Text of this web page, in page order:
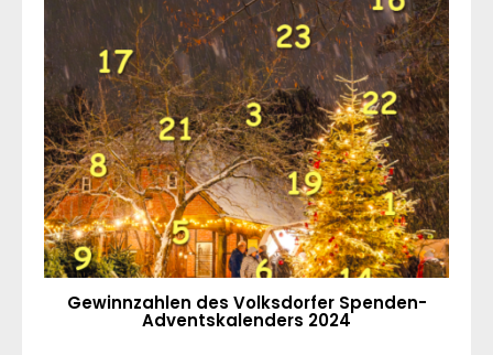
Gewinnzahlen des Volksdorfer Spenden-
Adventskalenders 2024